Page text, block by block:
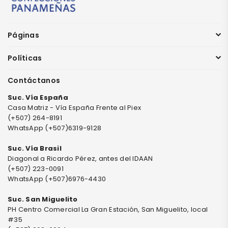
Páginas
Políticas
Contáctanos
Suc. Vía España
Casa Matriz - Vía España Frente al Piex
(+507) 264-8191
WhatsApp (+507)6319-9128
Suc. Vía Brasil
Diagonal a Ricardo Pérez, antes del IDAAN
(+507) 223-0091
WhatsApp (+507)6976-4430
Suc. San Miguelito
PH Centro Comercial La Gran Estación, San Miguelito, local
#35